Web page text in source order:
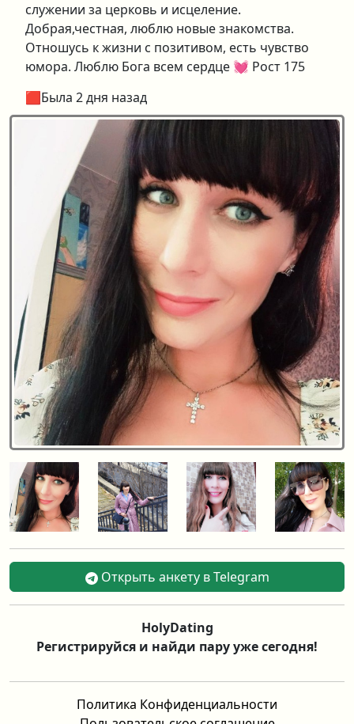
служении за церковь и исцеление.
Добрая,честная, люблю новые знакомства.
Отношусь к жизни с позитивом, есть чувство
юмора. Люблю Бога всем сердце 💓 Рост 175
🟥Была 2 дня назад
Открыть анкету в Telegram
Политика Конфиденциальности
HolyDating
Регистрируйся и найди пару уже сегодня!